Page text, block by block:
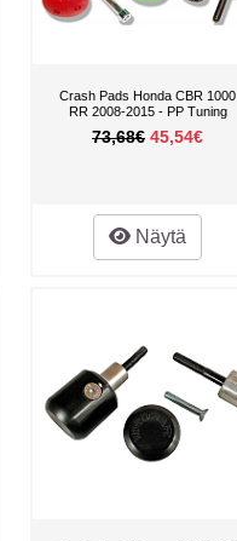
Crash Pads Honda CBR 1000
RR 2008-2015 - PP Tuning
73,68€ 45,54€
Näytä